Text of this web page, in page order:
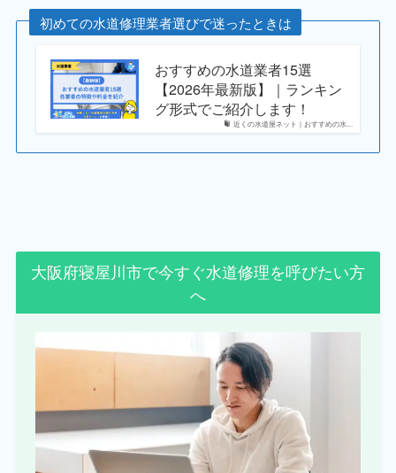
初めての水道修理業者選びで迷ったときは
近くの水道屋ネット｜おすすめの水...
おすすめの水道業者15選
【2026年最新版】｜ランキン
グ形式でご紹介します！
大阪府寝屋川市で今すぐ水道修理を呼びたい方
へ